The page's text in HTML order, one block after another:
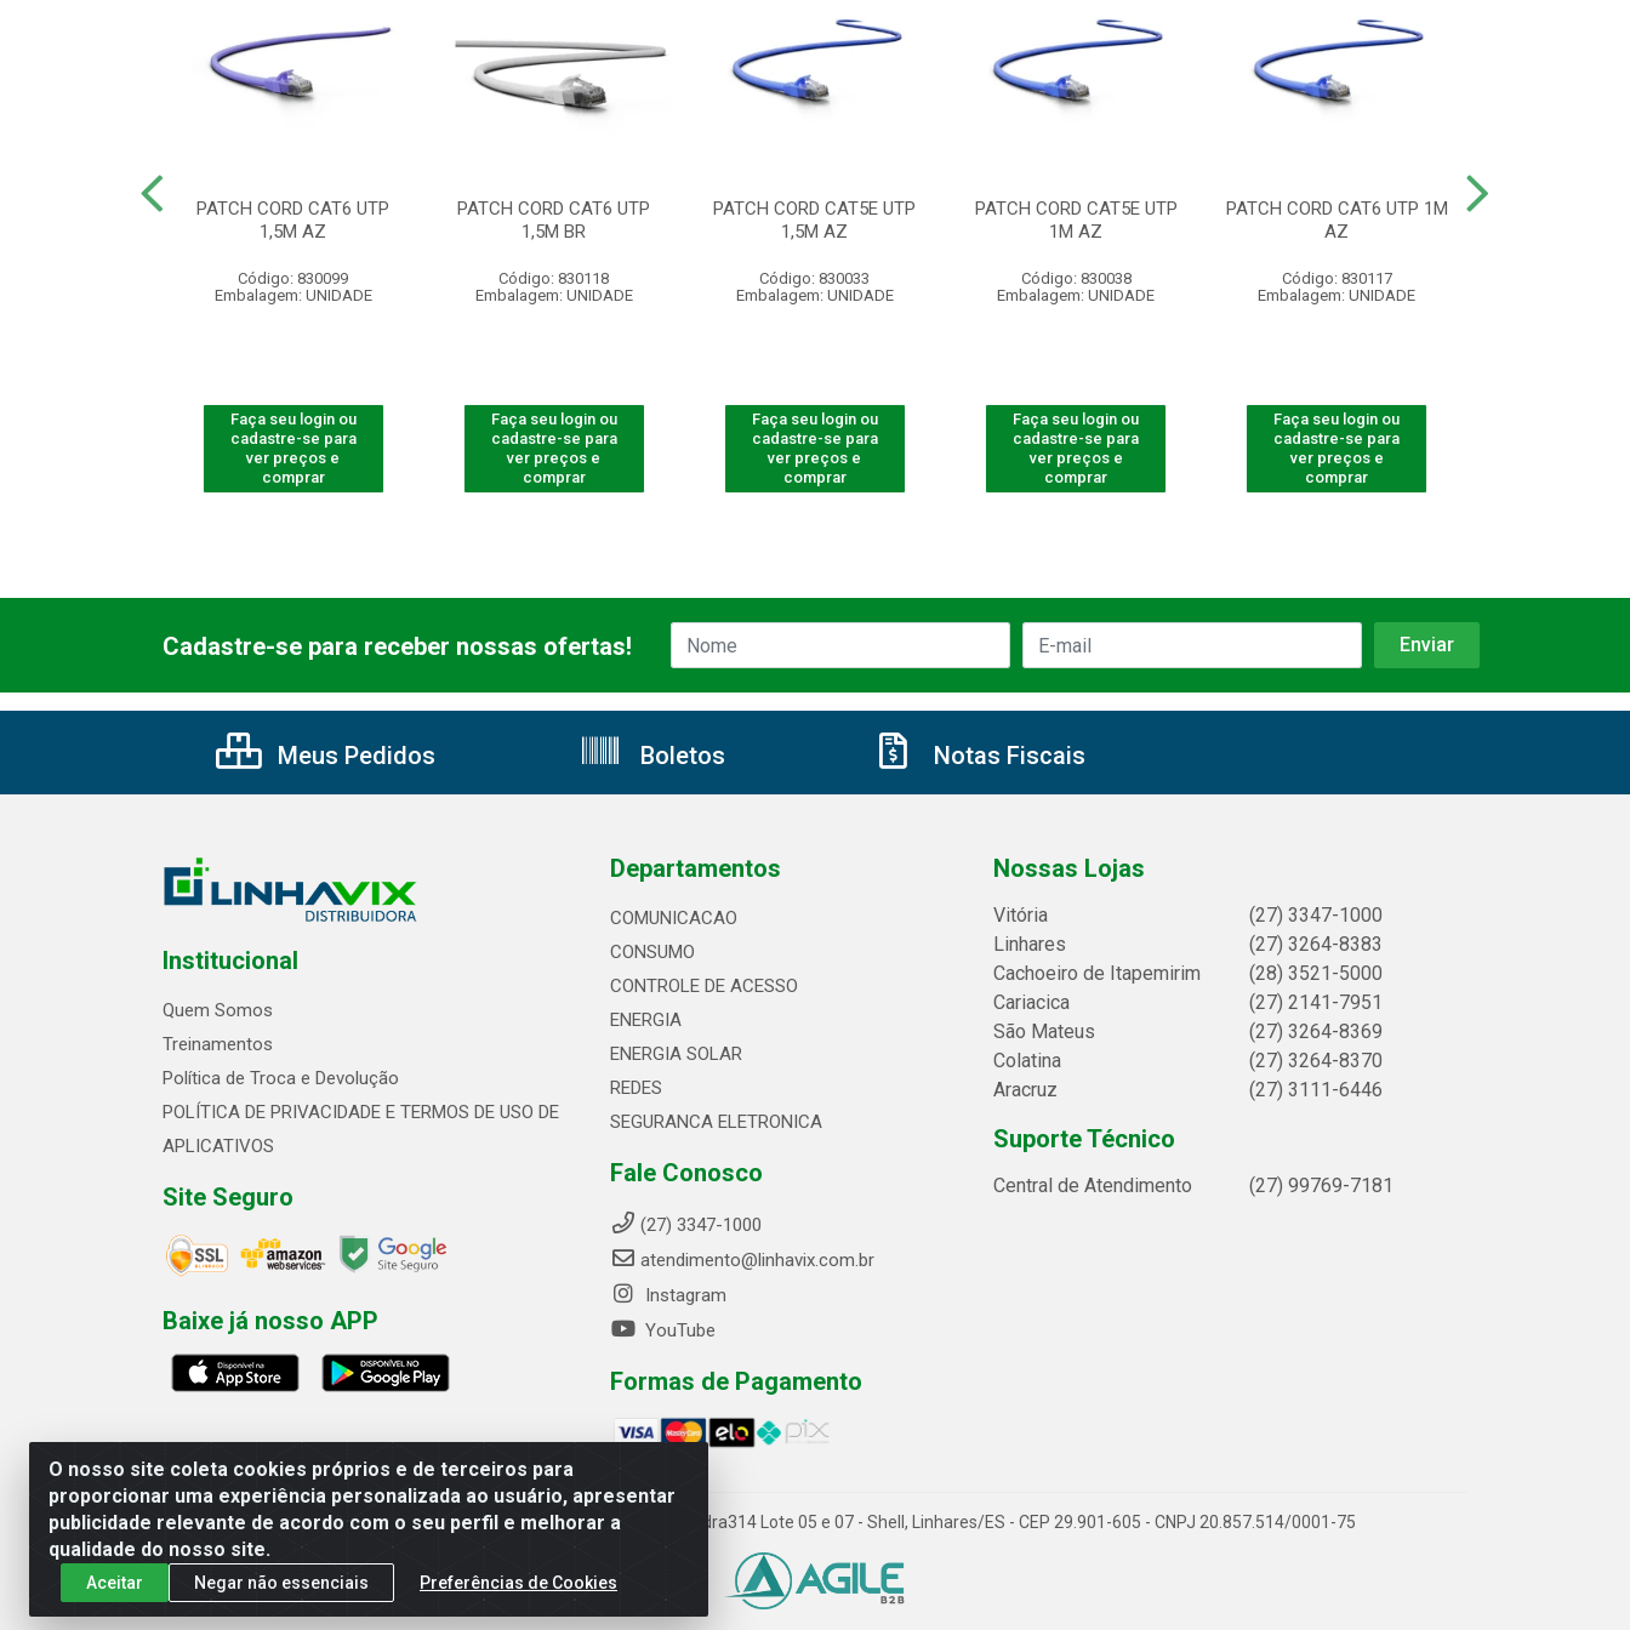
PATCH CORD CAT6 UTP
1,5M AZ
Código: 830099
Embalagem: UNIDADE
Faça seu login ou
cadastre-se para
ver preços e
comprar
PATCH CORD CAT6 UTP
1,5M BR
Código: 830118
Embalagem: UNIDADE
Faça seu login ou
cadastre-se para
ver preços e
comprar
PATCH CORD CAT5E UTP
1,5M AZ
Código: 830033
Embalagem: UNIDADE
Faça seu login ou
cadastre-se para
ver preços e
comprar
PATCH CORD CAT5E UTP
1M AZ
Código: 830038
Embalagem: UNIDADE
Faça seu login ou
cadastre-se para
ver preços e
comprar
PATCH CORD CAT6 UTP 1M
AZ
Código: 830117
Embalagem: UNIDADE
Faça seu login ou
cadastre-se para
ver preços e
comprar
O nosso site coleta cookies próprios e de terceiros para
proporcionar uma experiência personalizada ao usuário, apresentar
publicidade relevante de acordo com o seu perfil e melhorar a
qualidade do nosso site.
Aceitar Negar não essenciais Preferências de Cookies
Cadastre-se para receber nossas ofertas!
Meus Pedidos Boletos Notas Fiscais
Institucional
Quem Somos
Treinamentos
Política de Troca e Devolução
POLÍTICA DE PRIVACIDADE E TERMOS DE USO DE
APLICATIVOS
Site Seguro
Baixe já nosso APP
Departamentos
COMUNICACAO
CONSUMO
CONTROLE DE ACESSO
ENERGIA
ENERGIA SOLAR
REDES
SEGURANCA ELETRONICA
Fale Conosco
(27) 3347-1000
atendimento@linhavix.com.br
Instagram
YouTube
Formas de Pagamento
Nossas Lojas
Vitória
(27) 3347-1000
Linhares
(27) 3264-8383
Cachoeiro de Itapemirim
(28) 3521-5000
Cariacica
(27) 2141-7951
São Mateus
(27) 3264-8369
Colatina
(27) 3264-8370
Aracruz
(27) 3111-6446
Suporte Técnico
Central de Atendimento (27) 99769-7181
Linhavix Distribuidora LTDA - Avenida Alegre, 2521 - Quadra314 Lote 05 e 07 - Shell, Linhares/ES - CEP 29.901-605 - CNPJ 20.857.514/0001-75